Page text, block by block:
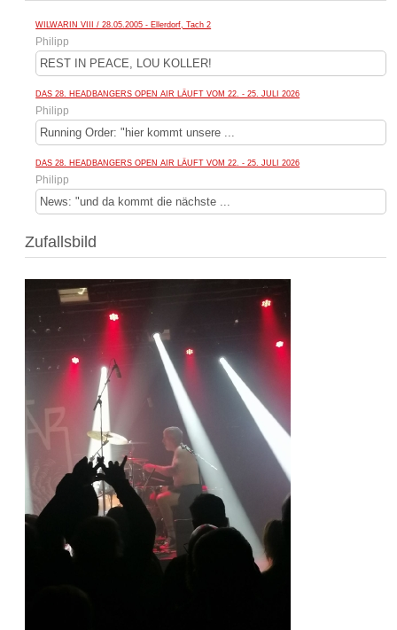
WILWARIN VIII / 28.05.2005 - Ellerdorf, Tach 2
Philipp
REST IN PEACE, LOU KOLLER!
DAS 28. HEADBANGERS OPEN AIR LÄUFT VOM 22. - 25. JULI 2026
Philipp
Running Order: "hier kommt unsere ...
DAS 28. HEADBANGERS OPEN AIR LÄUFT VOM 22. - 25. JULI 2026
Philipp
News: "und da kommt die nächste ...
Zufallsbild